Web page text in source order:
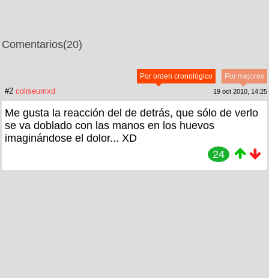
Comentarios(20)
Por mejores
Por orden cronológico
#2 coliseumxd 19 oct 2010, 14:25
Me gusta la reacción del de detrás, que sólo de verlo
se va doblado con las manos en los huevos
imaginándose el dolor... XD
24